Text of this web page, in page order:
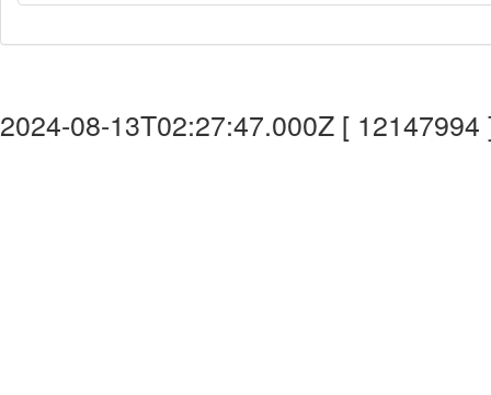
2024-08-13T02:27:47.000Z [ 12147994